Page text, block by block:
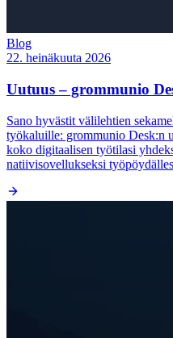
Blog
22. heinäkuuta 2026
Uutuus – grommunio
Sano hyvästit välilehtien
työkaluille: grommunio Desk:n
koko digitaalisen työtilasi
natiivisovellukseksi